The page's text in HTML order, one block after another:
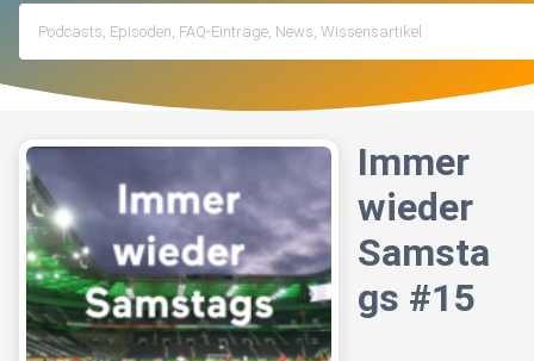
Immer
wieder
Samsta
gs #15